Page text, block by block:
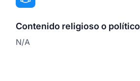
Contenido religioso o político
N/A